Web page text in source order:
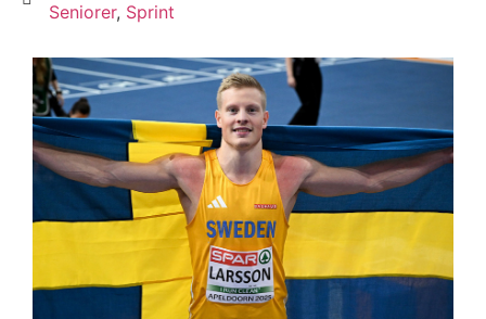
Seniorer, Sprint